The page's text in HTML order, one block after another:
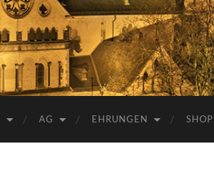
AG EHRUNGEN SHOP